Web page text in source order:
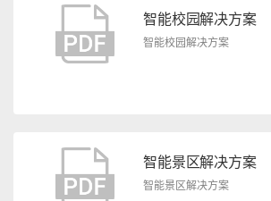
智能校园解决方案
智能校园解决方案
智能景区解决方案
智能景区解决方案